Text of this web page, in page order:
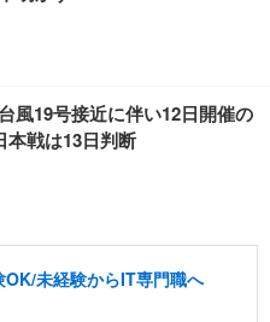
風19号接近に伴い12日開催の
本戦は13日判断
未経験からIT専門職へ